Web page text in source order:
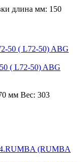
длина мм: 150
( L72-50) ABG
мм Вес: 303